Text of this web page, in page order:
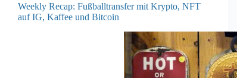
Weekly Recap: Fußballtransfer mit Krypto, NFT
auf IG, Kaffee und Bitcoin